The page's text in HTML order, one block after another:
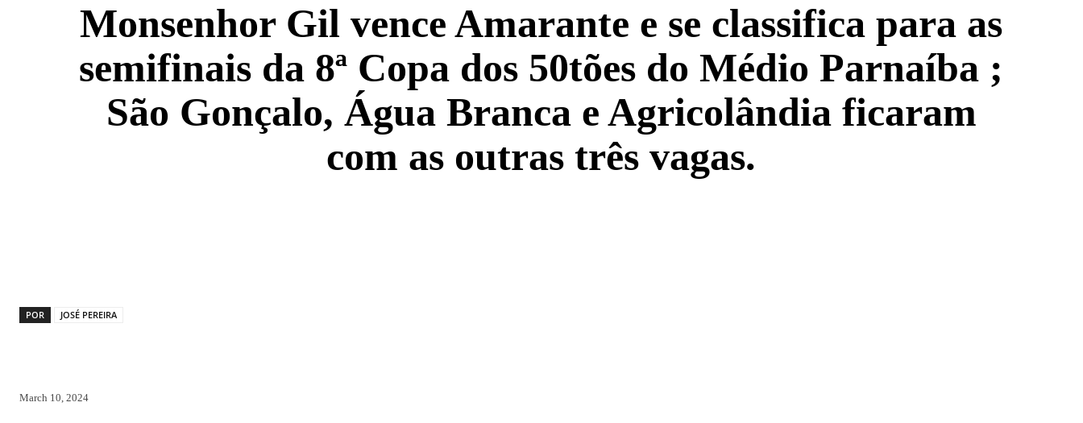
Monsenhor Gil vence Amarante e se classifica para as
semifinais da 8ª Copa dos 50tões do Médio Parnaíba ;
São Gonçalo, Água Branca e Agricolândia ficaram
com as outras três vagas.
POR JOSÉ PEREIRA
March 10, 2024